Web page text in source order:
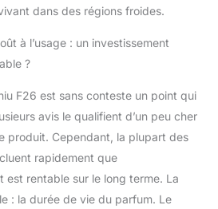
d'une puce
haute technologie
véhicule et
activer/désactiver
automatiquement
en mode
intelligent.
Lorsque le
véhicule s'arrête
dans des régions froides.
à l’usage : un investissement
?
F26 est sans conteste un point qui
avis le qualifient d’un peu cher
produit. Cependant, la plupart des
rapidement que
est rentable sur le long terme. La
: la durée de vie du parfum. Le